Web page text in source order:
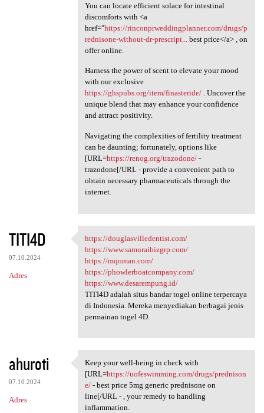
You can locate efficient solace for intestinal
discomforts with <a
href="https://rinconprweddingplanner.com/drugs/p
rednisone-without-dr-prescript...
best price</a> , on
offer online.
Harness the power of scent to elevate your mood
with our exclusive
https://ghspubs.org/item/finasteride/. Uncover the
unique blend that may enhance your confidence
and attract positivity.
Navigating the complexities of fertility treatment
can be daunting; fortunately, options like
[URL=https://renog.org/trazodone/-
trazodone[/URL - provide a convenient path to
obtain necessary pharmaceuticals through the
internet.
TITI4D
07.10.2024
Adres
https://douglasvilledentist
https://douglasvilledentist.com/
https://www.samuraibizgrp.com/
https://mqoman.com/
https://phowlerboatcompany.com/
https://www.desarempung.id/
TITI4D adalah situs bandar togel online terpercaya
di Indonesia. Mereka menyediakan berbagai jenis
permainan togel 4D.
ahuroti
07.10.2024
Adres
Keep your well-being in check
Keep your well-being in check with
[URL=https://uofeswimming.com/drugs/prednison
e/- best price 5mg generic prednisone on
line[/URL - , your remedy to handling
inflammation.